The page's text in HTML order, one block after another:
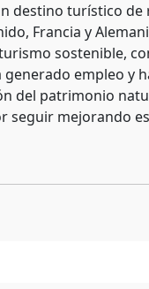
destino turístico de
Francia y
sostenible,
empleo y
del patrimonio
seguir mejorando